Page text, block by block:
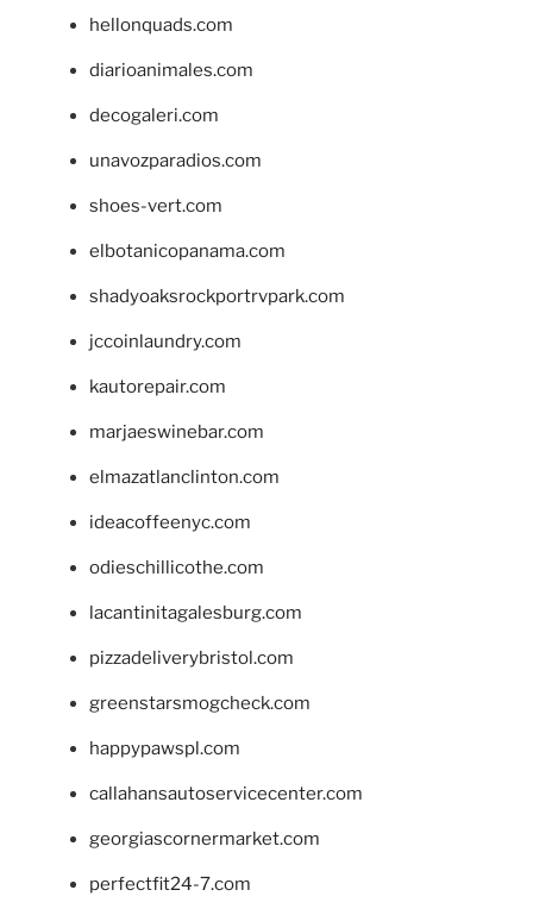
hellonquads.com
diarioanimales.com
decogaleri.com
unavozparadios.com
shoes-vert.com
elbotanicopanama.com
shadyoaksrockportrvpark.com
jccoinlaundry.com
kautorepair.com
marjaeswinebar.com
elmazatlanclinton.com
ideacoffeenyc.com
odieschillicothe.com
lacantinitagalesburg.com
pizzadeliverybristol.com
greenstarsmogcheck.com
happypawspl.com
callahansautoservicecenter.com
georgiascornermarket.com
perfectfit24-7.com